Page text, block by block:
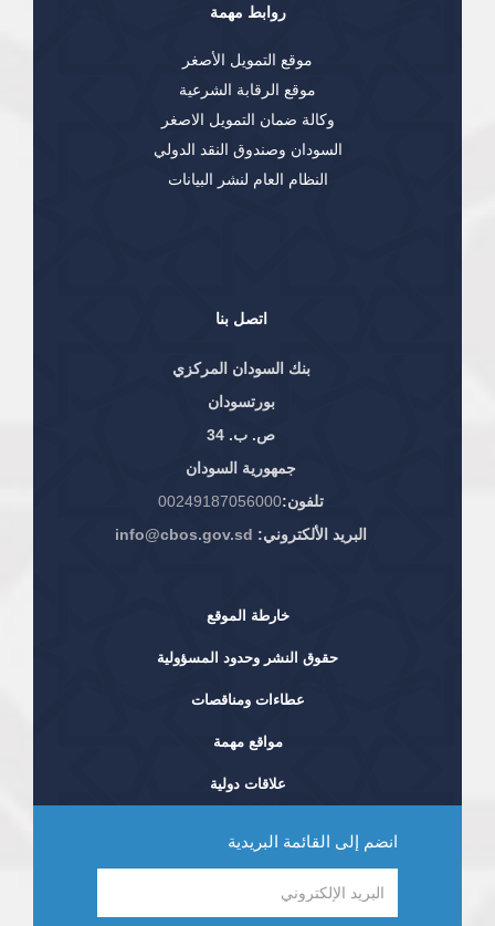
اتصل بنا
بنك السودان المركزي
بورتسودان
ص. ب. 34
جمهورية السودان
تلفون:00249187056000
البريد الألكتروني: info@cbos.gov.sd
روابط مهمة
موقع التمويل الأصغر
موقع الرقابة الشرعية
وكالة ضمان التمويل الاصغر
السودان وصندوق النقد الدولي
النظام العام لنشر البيانات
خارطة الموقع
حقوق النشر وحدود المسؤولية
عطاءات ومناقصات
مواقع مهمة
علاقات دولية
انضم إلى القائمة البريدية